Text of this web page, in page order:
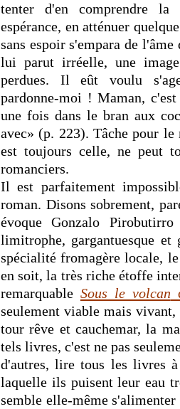
tenter d'en comprendre
espérance, en atténuer
sans espoir s'empara de
lui parut irréelle, une
perdues. Il eût voulu
pardonne-moi ! Maman,
une fois dans le bran aux
avec» (p. 223). Tâche pour
est toujours celle, ne peut
romanciers.
Il est parfaitement
roman. Disons sobrement,
évoque Gonzalo
limitrophe, gargantuesque et
spécialité fromagère locale,
en soit, la très riche étoffe
remarquable Sous le volcan
seulement viable mais
tour rêve et cauchemar, la
tels livres, c'est ne pas
d'autres, lire tous les livres
laquelle ils puisent leur eau
semble elle-même